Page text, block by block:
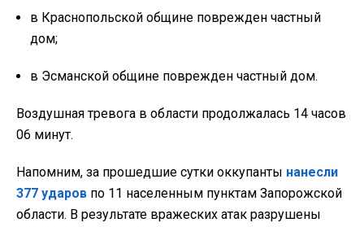
в Краснопольской общине поврежден частный
дом;
в Эсманской общине поврежден частный дом.
Воздушная тревога в области продолжалась 14 часов
06 минут.
Напомним, за прошедшие сутки оккупанты нанесли
377 ударов по 11 населенным пунктам Запорожской
области. В результате вражеских атак разрушены